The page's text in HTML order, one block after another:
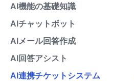
AI機能の基礎知識
AIチャットボット
AIメール回答作成
AI回答アシスト
AI連携チケットシステム